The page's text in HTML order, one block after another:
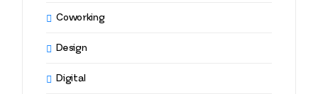
Coworking
Design
Digital